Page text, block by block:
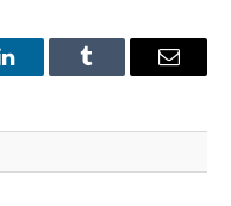
LinkedInTumblr
E-